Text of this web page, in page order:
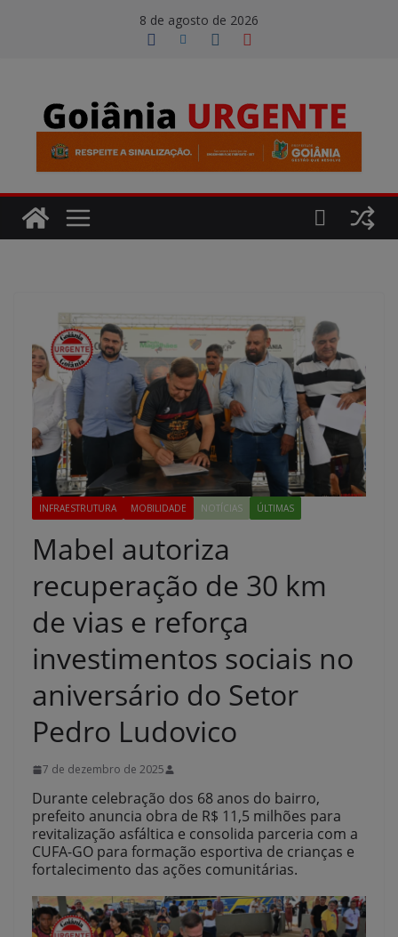
8 de agosto de 2026
INFRAESTRUTURA MOBILIDADE NOTÍCIAS ÚLTIMAS
Mabel autoriza
recuperação de 30 km
de vias e reforça
investimentos sociais no
aniversário do Setor
Pedro Ludovico
7 de dezembro de 2025
Durante celebração dos 68 anos do bairro,
prefeito anuncia obra de R$ 11,5 milhões para
revitalização asfáltica e consolida parceria com a
CUFA-GO para formação esportiva de crianças e
fortalecimento das ações comunitárias.
modal-check